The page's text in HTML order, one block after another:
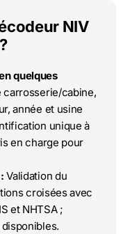
NIV
quelques
carrosserie/cabine,
année et usine
unique à
en charge pour
Validation du
croisées avec
et NHTSA ;